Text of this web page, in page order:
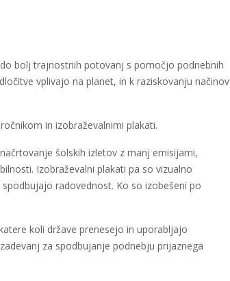
bolj trajnostnih potovanj s pomočjo podnebnih
vplivajo na planet, in k raziskovanju načinov
in izobraževalnimi plakati.
šolskih izletov z manj emisijami,
Izobraževalni plakati pa so vizualno
radovednost. Ko so izobešeni po
koli države prenesejo in uporabljajo
za spodbujanje podnebju prijaznega